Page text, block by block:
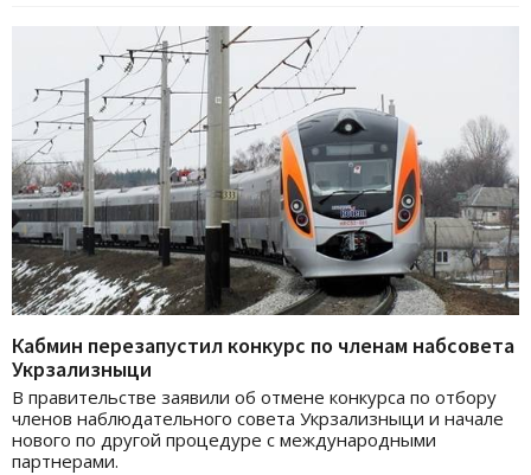
Кабмин перезапустил конкурс по членам набсовета
Укрзализныци
В правительстве заявили об отмене конкурса по отбору
членов наблюдательного совета Укрзализныци и начале
нового по другой процедуре с международными
партнерами.